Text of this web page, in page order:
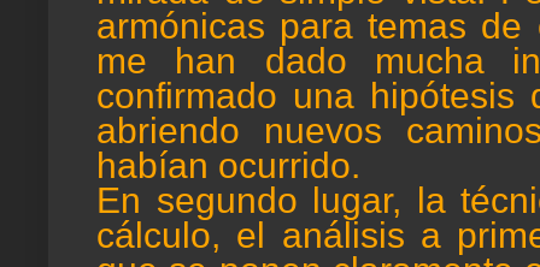
armónicas para temas
me han dado mucha
confirmado una
abriendo nuevos
habían ocurrido.
En segundo lugar, la
cálculo, el análisis a